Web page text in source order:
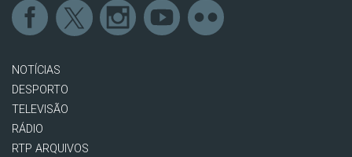
NOTÍCIAS
DESPORTO
TELEVISÃO
RÁDIO
RTP ARQUIVOS